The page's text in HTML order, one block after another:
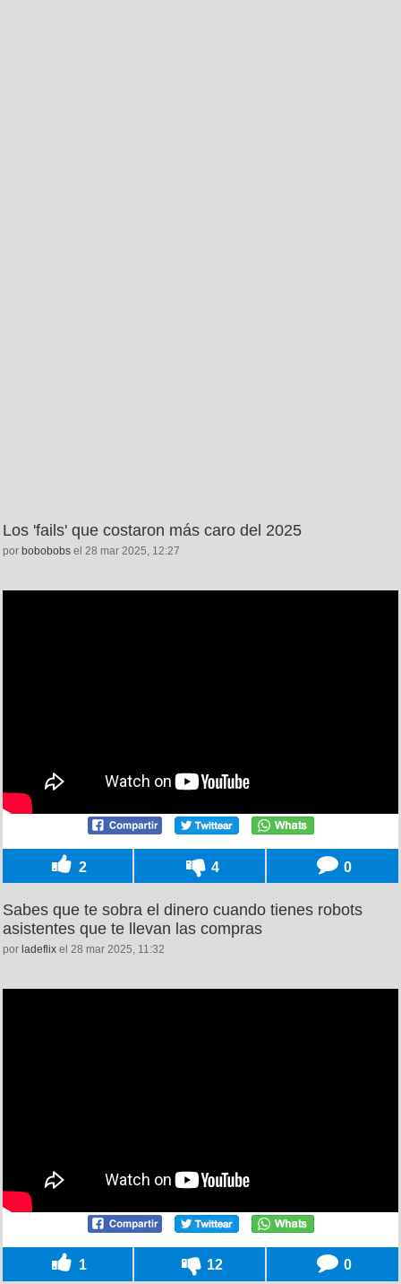
Los 'fails' que costaron más caro del 2025
por bobobobs el 28 mar 2025, 12:27
2 4 0
Sabes que te sobra el dinero cuando tienes robots
asistentes que te llevan las compras
por ladeflix el 28 mar 2025, 11:32
1 12 0